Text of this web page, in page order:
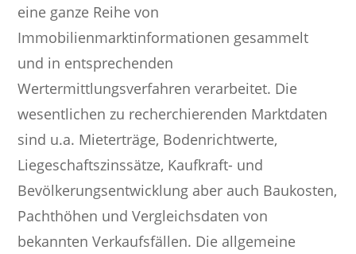
eine ganze Reihe von
Immobilienmarktinformationen gesammelt
und in entsprechenden
Wertermittlungsverfahren verarbeitet. Die
wesentlichen zu recherchierenden Marktdaten
sind u.a. Mieterträge, Bodenrichtwerte,
Liegeschaftszinssätze, Kaufkraft- und
Bevölkerungsentwicklung aber auch Baukosten,
Pachthöhen und Vergleichsdaten von
bekannten Verkaufsfällen. Die allgemeine